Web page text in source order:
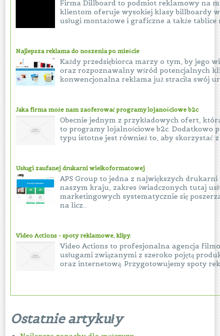
Firma Dillboard to podmiot reklamowy na
klientom oferuje wysokiej klasy billboardy
usługi montażowe i graficzne a także tablice
Najlepsza reklama do noszenia po mieście
Każdy przedsiębiorca marzy o tym, by jego
oraz rozpoznawalny wśród potencjalnych
konwencjonalna reklama już straciła swój
Jaka firma może nam zaoferować programy lojanościowe b2c
Obecnie jednym z przykładowych ofert,
to programy lojalnościowe b2c. Dodatkowo
typu istotne jest również to, aby skorzystać z
Usługi zaufanej drukarni wielkoformatowej
APS Group to jedna z największych
naszym kraju, zakres świadczonych tutaj
marketingowych systematycznie się
na licz...
Video Actions - spoty reklamowe, klipy.
Video Actions to profesjonalna agencja
usługami związanymi z szeroko pojętą
oraz internetową. Przygotowujemy spoty
Ostatnie artykuły